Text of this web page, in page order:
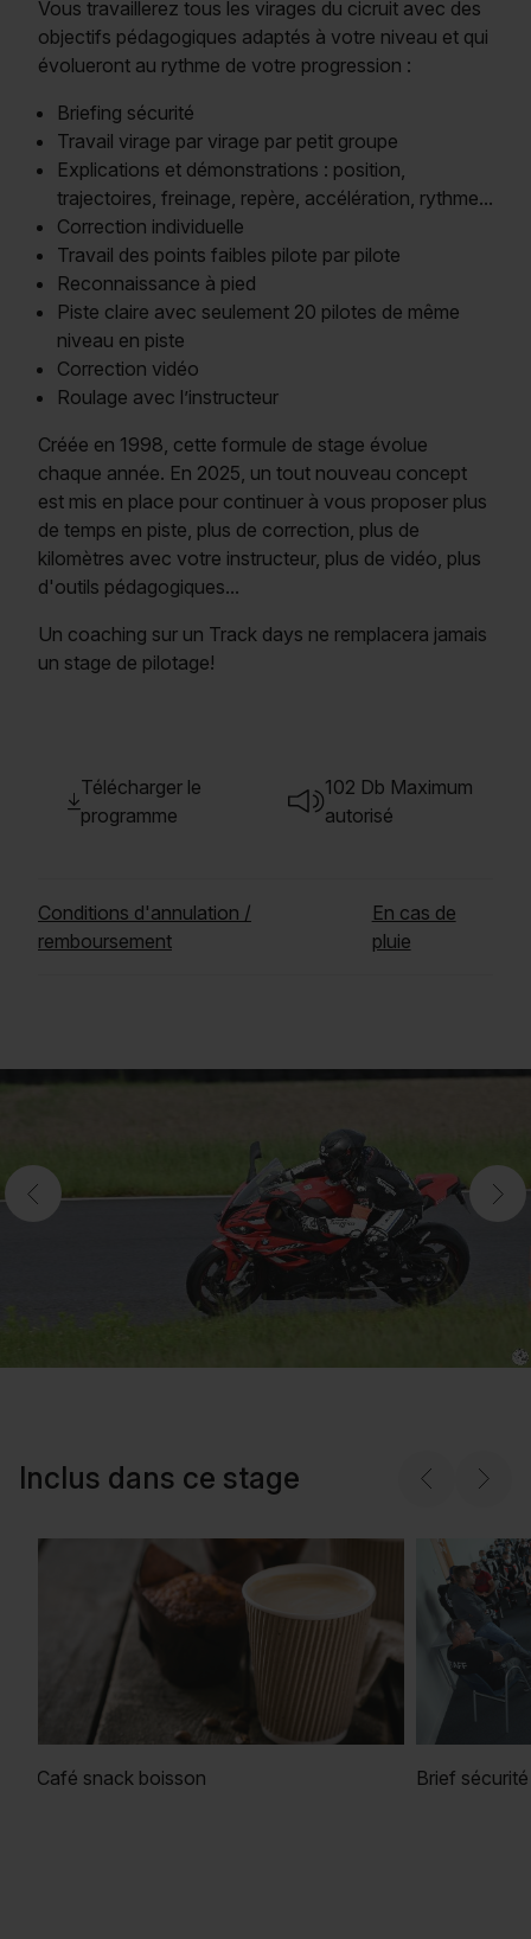
Vous travaillerez tous les virages du cicruit avec des
objectifs pédagogiques adaptés à votre niveau et qui
évolueront au rythme de votre progression :
Briefing sécurité
Travail virage par virage par petit groupe
Explications et démonstrations : position,
trajectoires, freinage, repère, accélération, rythme...
Correction individuelle
Travail des points faibles pilote par pilote
Reconnaissance à pied
Piste claire avec seulement 20 pilotes de même
niveau en piste
Correction vidéo
Roulage avec l’instructeur
Créée en 1998, cette formule de stage évolue
chaque année. En 2025, un tout nouveau concept
est mis en place pour continuer à vous proposer plus
de temps en piste, plus de correction, plus de
kilomètres avec votre instructeur, plus de vidéo, plus
d'outils pédagogiques...
Un coaching sur un Track days ne remplacera jamais
un stage de pilotage!
Télécharger le
programme
102 Db Maximum
autorisé
Conditions d'annulation /
remboursement
En cas de
pluie
Inclus dans ce stage
Café snack boisson Brief sécurité